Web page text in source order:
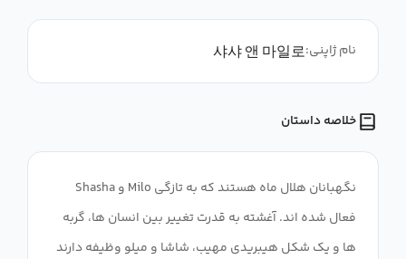
نام ژاپنی:샤샤 앤 마일로
خلاصه داستان
Shasha و Milo نگهبانان هلال ماه هستند که به تازگی
فعال شده اند. آغشته به قدرت تغییر بین انسان ها، گربه
ها و یک شکل هیبریدی مهیب، شاشا و میلو وظیفه دارند